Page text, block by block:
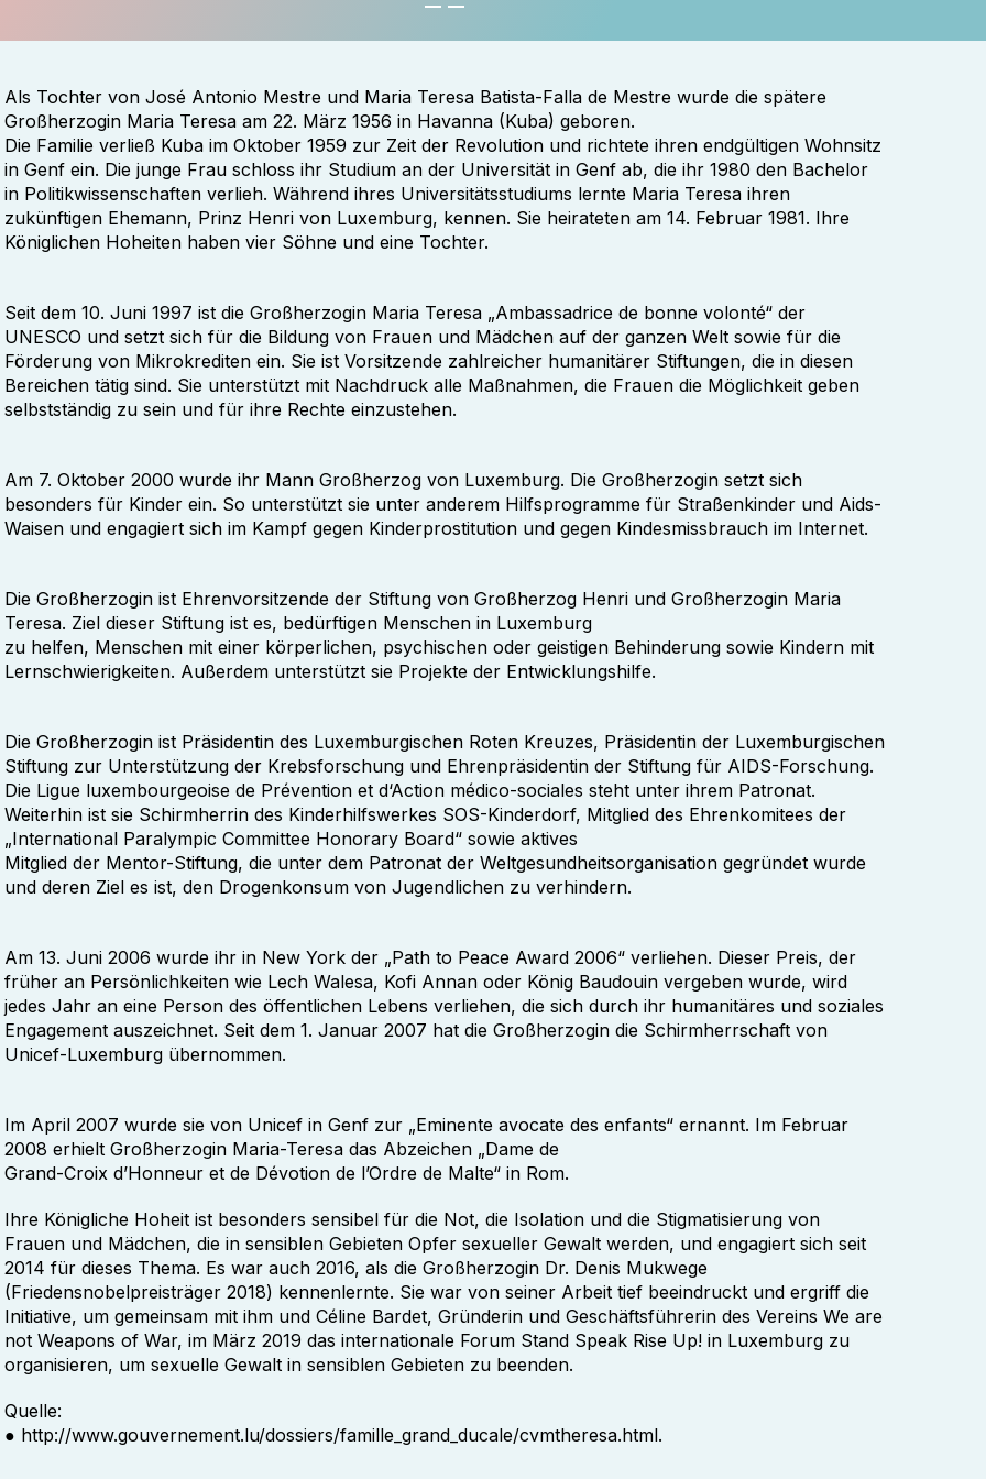
Als Tochter von José Antonio Mestre und Maria Teresa Batista-Falla de Mestre wurde die spätere
Großherzogin Maria Teresa am 22. März 1956 in Havanna (Kuba) geboren.
Die Familie verließ Kuba im Oktober 1959 zur Zeit der Revolution und richtete ihren endgültigen Wohnsitz
in Genf ein. Die junge Frau schloss ihr Studium an der Universität in Genf ab, die ihr 1980 den Bachelor
in Politikwissenschaften verlieh. Während ihres Universitätsstudiums lernte Maria Teresa ihren
zukünftigen Ehemann, Prinz Henri von Luxemburg, kennen. Sie heirateten am 14. Februar 1981. Ihre
Königlichen Hoheiten haben vier Söhne und eine Tochter.
Seit dem 10. Juni 1997 ist die Großherzogin Maria Teresa „Ambassadrice de bonne volonté“ der
UNESCO und setzt sich für die Bildung von Frauen und Mädchen auf der ganzen Welt sowie für die
Förderung von Mikrokrediten ein. Sie ist Vorsitzende zahlreicher humanitärer Stiftungen, die in diesen
Bereichen tätig sind. Sie unterstützt mit Nachdruck alle Maßnahmen, die Frauen die Möglichkeit geben
selbstständig zu sein und für ihre Rechte einzustehen.
Am 7. Oktober 2000 wurde ihr Mann Großherzog von Luxemburg. Die Großherzogin setzt sich
besonders für Kinder ein. So unterstützt sie unter anderem Hilfsprogramme für Straßenkinder und Aids-
Waisen und engagiert sich im Kampf gegen Kinderprostitution und gegen Kindesmissbrauch im Internet.
Die Großherzogin ist Ehrenvorsitzende der Stiftung von Großherzog Henri und Großherzogin Maria
Teresa. Ziel dieser Stiftung ist es, bedürftigen Menschen in Luxemburg
zu helfen, Menschen mit einer körperlichen, psychischen oder geistigen Behinderung sowie Kindern mit
Lernschwierigkeiten. Außerdem unterstützt sie Projekte der Entwicklungshilfe.
Die Großherzogin ist Präsidentin des Luxemburgischen Roten Kreuzes, Präsidentin der Luxemburgischen
Stiftung zur Unterstützung der Krebsforschung und Ehrenpräsidentin der Stiftung für AIDS-Forschung.
Die Ligue luxembourgeoise de Prévention et d‘Action médico-sociales steht unter ihrem Patronat.
Weiterhin ist sie Schirmherrin des Kinderhilfswerkes SOS-Kinderdorf, Mitglied des Ehrenkomitees der
„International Paralympic Committee Honorary Board“ sowie aktives
Mitglied der Mentor-Stiftung, die unter dem Patronat der Weltgesundheitsorganisation gegründet wurde
und deren Ziel es ist, den Drogenkonsum von Jugendlichen zu verhindern.
Am 13. Juni 2006 wurde ihr in New York der „Path to Peace Award 2006“ verliehen. Dieser Preis, der
früher an Persönlichkeiten wie Lech Walesa, Kofi Annan oder König Baudouin vergeben wurde, wird
jedes Jahr an eine Person des öffentlichen Lebens verliehen, die sich durch ihr humanitäres und soziales
Engagement auszeichnet. Seit dem 1. Januar 2007 hat die Großherzogin die Schirmherrschaft von
Unicef-Luxemburg übernommen.
Im April 2007 wurde sie von Unicef in Genf zur „Eminente avocate des enfants“ ernannt. Im Februar
2008 erhielt Großherzogin Maria-Teresa das Abzeichen „Dame de
Grand-Croix d’Honneur et de Dévotion de l’Ordre de Malte“ in Rom.
Ihre Königliche Hoheit ist besonders sensibel für die Not, die Isolation und die Stigmatisierung von
Frauen und Mädchen, die in sensiblen Gebieten Opfer sexueller Gewalt werden, und engagiert sich seit
2014 für dieses Thema. Es war auch 2016, als die Großherzogin Dr. Denis Mukwege
(Friedensnobelpreisträger 2018) kennenlernte. Sie war von seiner Arbeit tief beeindruckt und ergriff die
Initiative, um gemeinsam mit ihm und Céline Bardet, Gründerin und Geschäftsführerin des Vereins We are
not Weapons of War, im März 2019 das internationale Forum Stand Speak Rise Up! in Luxemburg zu
organisieren, um sexuelle Gewalt in sensiblen Gebieten zu beenden.
Quelle:
● http://www.gouvernement.lu/dossiers/famille_grand_ducale/cvmtheresa.html.